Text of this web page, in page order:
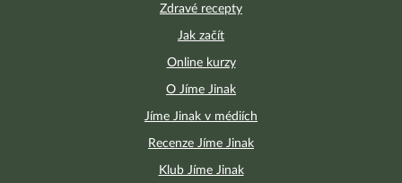
Zdravé recepty
Jak začít
Online kurzy
O Jíme Jinak
Jíme Jinak v médiích
Recenze Jíme Jinak
Klub Jíme Jinak